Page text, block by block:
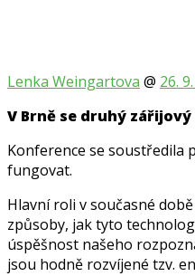
Lenka Weingartova @ 26.
V Brně se druhý
Konference se soustředila
fungovat.
Hlavní roli v současné
způsoby, jak tyto
úspěšnost našeho
jsou hodně rozvíjené tzv.